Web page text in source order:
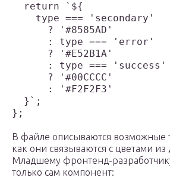
return `${
type === 'secondary'
? '#8585AD'
: type === 'error'
? '#E52B1A'
: type === 'success'
? '#00CCCC'
: '#F2F2F3'
}`;
};
В файле описываются возможные
как они связываются с цветами
Младшему фронтенд-разработчику
только сам компонент: